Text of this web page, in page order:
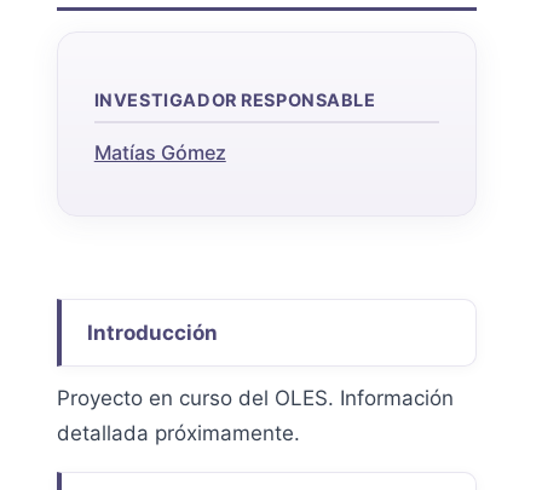
INVESTIGADOR RESPONSABLE
Matías Gómez
Introducción
Proyecto en curso del OLES. Información
detallada próximamente.